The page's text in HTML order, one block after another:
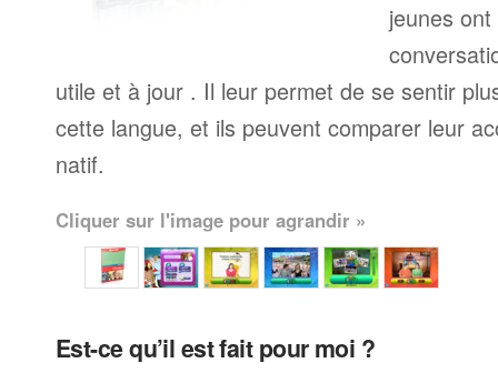
jeunes
utile et à jour . Il leur permet de se sentir
cette langue, et ils peuvent comparer leur
natif.
Cliquer sur l'image pour agrandir »
Est-ce qu’il est fait pour moi ?